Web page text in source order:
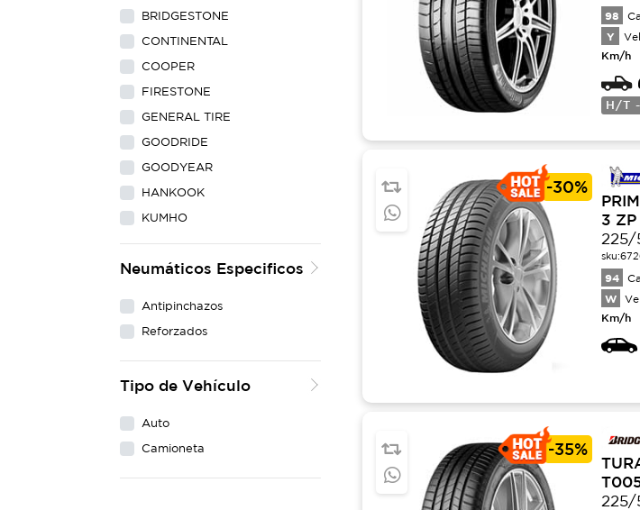
BRIDGESTONE
CONTINENTAL
COOPER
FIRESTONE
GENERAL TIRE
GOODRIDE
GOODYEAR
HANKOOK
KUMHO
LING LONG
MAXXIS
YOKOHAMA
Neumáticos Especificos
Antipinchazos
Reforzados
Tipo de Vehículo
Auto
Camioneta
98
Y
Km/h
H/T
-30%
3 ZP
225/
sku:
94
W
Km/h
-35%
225/